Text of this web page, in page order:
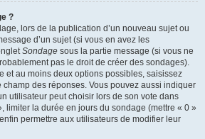
?
lors de la publication d’un nouveau sujet ou
d’un sujet (si vous en avez les
Sondage sous la partie message (si vous ne
pas le droit de créer des sondages).
et au moins deux options possibles, saisissez
des réponses. Vous pouvez aussi indiquer
utilisateur peut choisir lors de son vote dans
limiter la durée en jours du sondage (mettre « 0 »
permettre aux utilisateurs de modifier leur